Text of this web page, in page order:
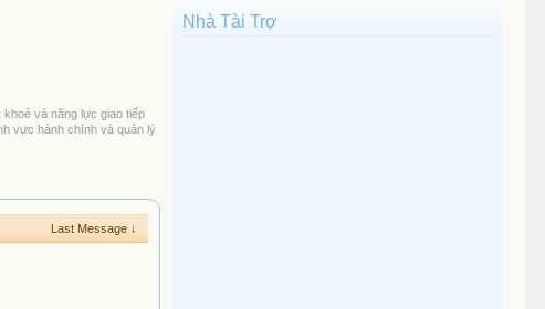
và năng lực giao tiếp
vực hành chính và quản lý
Last Message ↓
Nhà Tài Trợ